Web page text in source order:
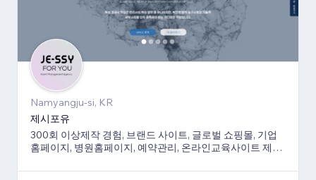
Namyangju-si, KR
제시포유
300회 이상제작 경험, 브랜드 사이트, 글로벌 쇼핑몰, 기업
홈페이지, 병원홈페이지, 예약관리, 온라인교육사이트 제작